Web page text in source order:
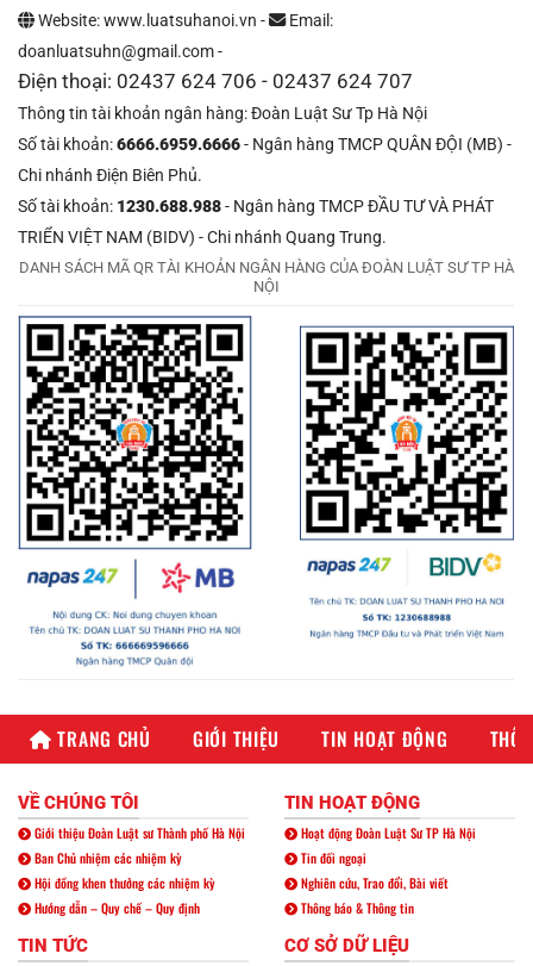
Website: www.luatsuhanoi.vn -
Email:
doanluatsuhn@gmail.com -
Điện thoại: 02437 624 706 - 02437 624 707
Thông tin tài khoản ngân hàng: Đoàn Luật Sư Tp Hà Nội
Số tài khoản:6666.6959.6666- Ngân hàng TMCP QUÂN ĐỘI (MB) -
Chi nhánh Điện Biên Phủ.
Số tài khoản: 1230.688.988- Ngân hàng TMCP ĐẦU TƯ VÀ PHÁT
TRIỂN VIỆT NAM (BIDV) - Chi nhánh Quang Trung.
DANH SÁCH MÃ QR TÀI KHOẢN NGÂN HÀNG CỦA ĐOÀN LUẬT SƯ TP HÀ
NỘI
TRANG CHỦ GIỚI THIỆU TIN HOẠT ĐỘNG
VỀ CHÚNG TÔI
Giới thiệu Đoàn Luật sư Thành phố Hà Nội
Ban Chủ nhiệm các nhiệm kỳ
Hội đồng khen thưởng các nhiệm kỳ
Hướng dẫn – Quy chế – Quy định
TIN HOẠT ĐỘNG
Hoạt động Đoàn Luật Sư TP Hà Nội
Tin đối ngoại
Nghiên cứu, Trao đổi, Bài viết
Thông báo & Thông tin
TIN TỨC CƠ SỞ DỮ LIỆU